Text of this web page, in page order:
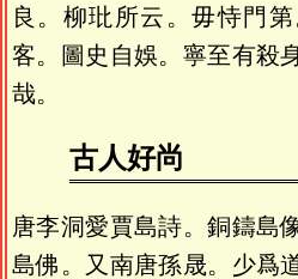
良。柳玭所云。毋恃門
客。圖史自娛。寧至有殺
哉。
古人好尚
唐李洞愛賈島詩。銅鑄島
島佛。又南唐孫晟。少爲